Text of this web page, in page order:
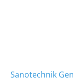
Sanotechnik